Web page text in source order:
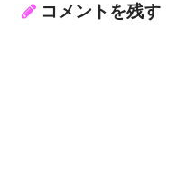
コメントを残す